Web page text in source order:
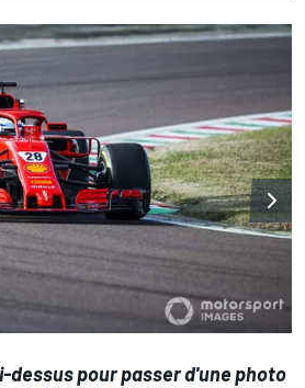
dessus pour passer d'une photo